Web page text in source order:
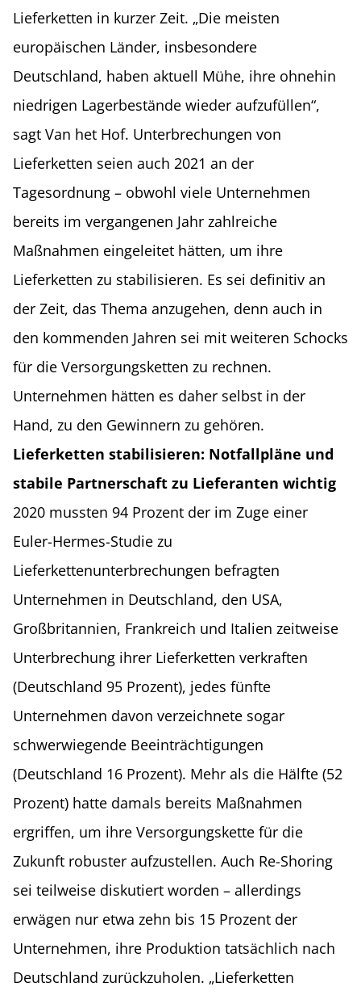
Lieferketten in kurzer Zeit. „Die meisten
europäischen Länder, insbesondere
Deutschland, haben aktuell Mühe, ihre ohnehin
niedrigen Lagerbestände wieder aufzufüllen“,
sagt Van het Hof. Unterbrechungen von
Lieferketten seien auch 2021 an der
Tagesordnung – obwohl viele Unternehmen
bereits im vergangenen Jahr zahlreiche
Maßnahmen eingeleitet hätten, um ihre
Lieferketten zu stabilisieren. Es sei definitiv an
der Zeit, das Thema anzugehen, denn auch in
den kommenden Jahren sei mit weiteren Schocks
für die Versorgungsketten zu rechnen.
Unternehmen hätten es daher selbst in der
Hand, zu den Gewinnern zu gehören.
Lieferketten stabilisieren: Notfallpläne und
stabile Partnerschaft zu Lieferanten wichtig
2020 mussten 94 Prozent der im Zuge einer
Euler-Hermes-Studie zu
Lieferkettenunterbrechungen befragten
Unternehmen in Deutschland, den USA,
Großbritannien, Frankreich und Italien zeitweise
Unterbrechung ihrer Lieferketten verkraften
(Deutschland 95 Prozent), jedes fünfte
Unternehmen davon verzeichnete sogar
schwerwiegende Beeinträchtigungen
(Deutschland 16 Prozent). Mehr als die Hälfte (52
Prozent) hatte damals bereits Maßnahmen
ergriffen, um ihre Versorgungskette für die
Zukunft robuster aufzustellen. Auch Re-Shoring
sei teilweise diskutiert worden – allerdings
erwägen nur etwa zehn bis 15 Prozent der
Unternehmen, ihre Produktion tatsächlich nach
Deutschland zurückzuholen. „Lieferketten